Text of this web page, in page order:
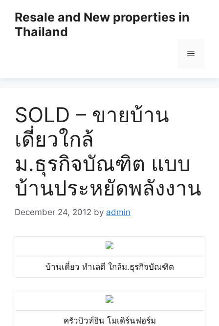
Resale and New properties in
Thailand
SOLD – ขายบ้าน
เดี่ยวใกล้
ม.ธุรกิจบัณฑิต แบบ
บ้านประหยัดพลังงาน
December 24, 2012 by admin
บ้านเดี่ยว ทำเลดี ใกล้ม.ธุรกิจบัณฑิต
ครัวบิวท์อิน โมเดิร์นฟอร์ม